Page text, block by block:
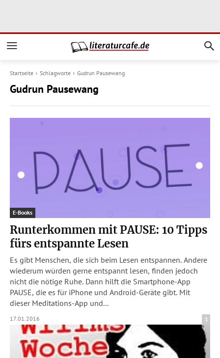
Startseite Schlagworte Gudrun Pausewang
Gudrun Pausewang
E-Books
Runterkommen mit PAUSE: 10 Tipps
fürs entspannte Lesen
Es gibt Menschen, die sich beim Lesen entspannen. Andere
wiederum würden gerne entspannt lesen, finden jedoch
nicht die nötige Ruhe. Dann hilft die Smartphone-App
PAUSE, die es für iPhone und Android-Geräte gibt. Mit
dieser Meditations-App und...
17.01.2016 1